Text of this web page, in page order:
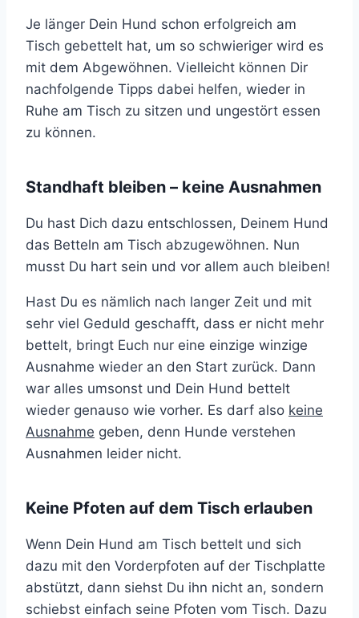
Je länger Dein Hund schon erfolgreich am
Tisch gebettelt hat, um so schwieriger wird es
mit dem Abgewöhnen. Vielleicht können Dir
nachfolgende Tipps dabei helfen, wieder in
Ruhe am Tisch zu sitzen und ungestört essen
zu können.
Standhaft bleiben – keine Ausnahmen
Du hast Dich dazu entschlossen, Deinem Hund
das Betteln am Tisch abzugewöhnen. Nun
musst Du hart sein und vor allem auch bleiben!
Hast Du es nämlich nach langer Zeit und mit
sehr viel Geduld geschafft, dass er nicht mehr
bettelt, bringt Euch nur eine einzige winzige
Ausnahme wieder an den Start zurück. Dann
war alles umsonst und Dein Hund bettelt
wieder genauso wie vorher. Es darf also keine
Ausnahme geben, denn Hunde verstehen
Ausnahmen leider nicht.
Keine Pfoten auf dem Tisch erlauben
Wenn Dein Hund am Tisch bettelt und sich
dazu mit den Vorderpfoten auf der Tischplatte
abstützt, dann siehst Du ihn nicht an, sondern
schiebst einfach seine Pfoten vom Tisch. Dazu